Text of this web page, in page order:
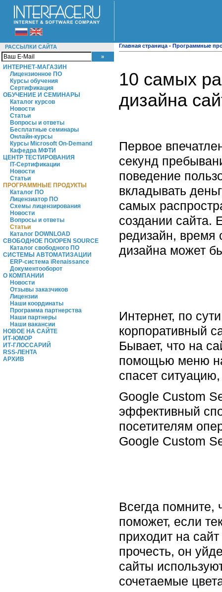
РАССЫЛКИ САЙТА
ИНТЕРНЕТ-МАГАЗИН
Лицензионное ПО
Курсы обучения
Сертификация
ОБУЧЕНИЕ И СЕМИНАРЫ
Каталог курсов
Новости
Статьи
Вопросы и ответы
Бесплатные семинары
Онлайн-курсы
Курсы Microsoft On-Demand
Кафедра МФТИ
ЦЕНТР ТЕСТИРОВАНИЯ
IT-Сертификации
Новости
Статьи
ПРОГРАММНЫЕ ПРОДУКТЫ
Каталог ПО
Лицензиатор ПО
Схемы лицензирования
Новости
Вопросы и ответы
Статьи
Каталог DOWNLOAD
СВОБОДНОЕ ПО/OPEN SOURCE
Каталог свободного ПО
СИСТЕМЫ АВТОМАТИЗАЦИИ
ERP-система iRenaissance
Документооборот
О КОМПАНИИ
Новости
Отзывы заказчиков
Лицензии
Наши координаты
Программа партнерства
Наши партнеры
Наши вакансии
НОВОЕ НА САЙТЕ
ИТ-ЮМОР
ИТ-ГЛОССАРИЙ
RSS-ЛЕНТА
АРХИВ
Главная страница - Программные
10 самых
дизайна
Первое
секунд
поведение
вкладывать
самых
создании сайта.
редизайн, время
дизайна может
Интернет, по
корпоративный
Бывает, что на
помощью меню
спасет
Google Custom
эффективный
посетителям
Google Custom
Всегда помните,
поможет, если
приходит на
прочесть, он
сайты
сочетаемые